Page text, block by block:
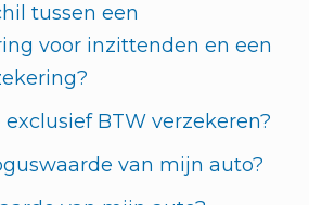
tussen een
voor inzittenden en een
BTW verzekeren?
van mijn auto?